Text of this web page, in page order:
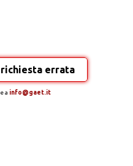
richiesta errata
a info@gaet.it